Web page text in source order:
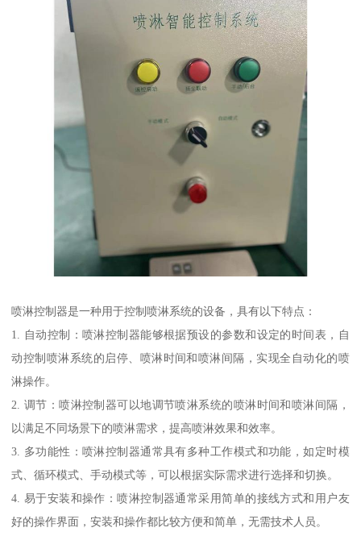
喷淋控制器是一种用于控制喷淋系统的设备，具有以下特点：
1. 自动控制：喷淋控制器能够根据预设的参数和设定的时间表，自
动控制喷淋系统的启停、喷淋时间和喷淋间隔，实现全自动化的喷
淋操作。
2. 调节：喷淋控制器可以地调节喷淋系统的喷淋时间和喷淋间隔，
以满足不同场景下的喷淋需求，提高喷淋效果和效率。
3. 多功能性：喷淋控制器通常具有多种工作模式和功能，如定时模
式、循环模式、手动模式等，可以根据实际需求进行选择和切换。
4. 易于安装和操作：喷淋控制器通常采用简单的接线方式和用户友
好的操作界面，安装和操作都比较方便和简单，无需技术人员。